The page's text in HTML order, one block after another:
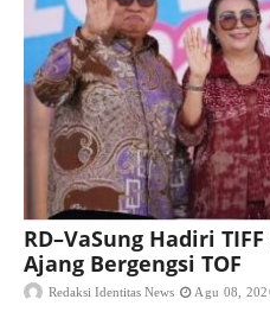
RD–VaSung Hadiri
Ajang Bergengsi TOF
Redaksi Identitas News Agu 08,